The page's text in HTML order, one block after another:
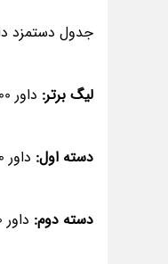
جدول دستمزد
لیگ برتر: داور 700 هزار تومان، کمک داور 450 هزار تومان، داور چهارم 300 هزار تومان
دسته اول: داور 200 هزار تومان، کمک داور 140 هزار تومان، داور چهارم 70 هزار تومان
دسته دوم: داور 120 هزار تومان، کمک داور 75 هزار تومان، داور چهارم 45 هزار تومان